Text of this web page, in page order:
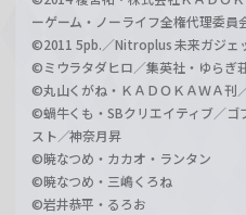
ーゲーム・ノーライフ全権代理委員
©2011 5pb.／Nitroplus 未来ガジェ
©ミウラタダヒロ／集英社・ゆらぎ
©丸山くがね・ＫＡＤＯＫＡＷＡ刊
©蝸牛くも・SBクリエイティブ／
スト／神奈月昇
©暁なつめ・カカオ・ランタン
©暁なつめ・三嶋くろね
©岩井恭平・るろお